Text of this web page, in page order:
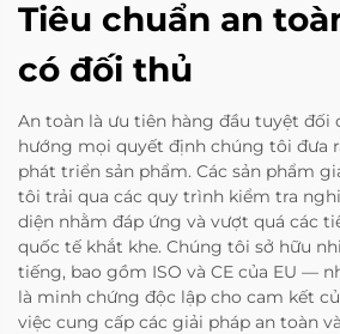
Tiêu chuẩn an
có đối thủ
An toàn là ưu tiên hàng đầu tuyệt đối
hướng mọi quyết định chúng tôi đưa
phát triển sản phẩm. Các sản phẩm
tôi trải qua các quy trình kiểm tra
diện nhằm đáp ứng và vượt quá các
quốc tế khắt khe. Chúng tôi sở hữu
tiếng, bao gồm ISO và CE của EU —
là minh chứng độc lập cho cam kết
việc cung cấp các giải pháp an toàn